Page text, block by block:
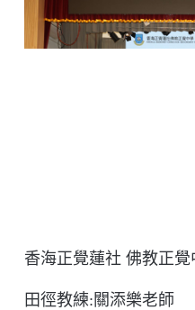
香海正覺蓮社 佛教正
田徑教練:關添樂老師